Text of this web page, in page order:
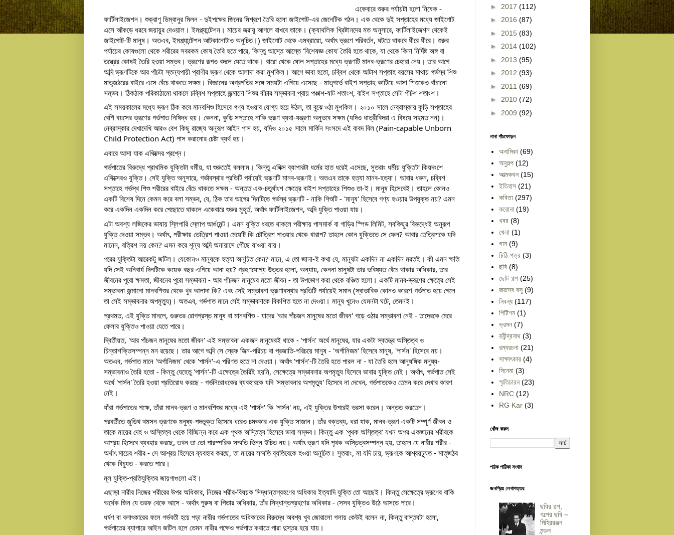
একেবারে শুরুর পর্যায়টা হলো নিষেক -
ফার্টিলাইজেশন। শুক্রাণু ডিম্বানুর মিলন - দুইপক্ষের জিনের মিশ্রণে তৈরি হলো জাইগোট-এর জেনেটিক গঠন। এক থেকে দুই সপ্তাহের মধ্যে জাইগোট
এসে আঁকড়ে ধরবে জয়ায়ুর দেওয়াল। ইমপ্ল্যান্টেশন। মায়ের জরায়ু আগলে রাখবে তাকে। (ক্যাথলিক খ্রিষ্টানদের মত অনুসারে, ফার্টিলাইজেশন থেকেই
জাইগোট-টি মানুষ। অতএব, ইমপ্ল্যান্টেশন আটকানোটাও অনুচিত।) জাইগোট থেকে এমব্রায়ো, অর্থাৎ ভ্রূণে পরিবর্তন, ঘটতে থাকবে ধীরে ধীরে। শুরুর
পর্যায়ের কোষগুলো থেকে শরীরের সবরকম কোষ তৈরি হতে পারে, কিন্তু আস্তে আস্তে 'বিশেষজ্ঞ কোষ' তৈরি হতে থাকে, যা থেকে কিনা নির্দিষ্ট অঙ্গ বা
তন্ত্রের কোষই তৈরি হওয়া সম্ভব। ভ্রূণের রূপও বদলে যেতে থাকে। বারো থেকে ষোল সপ্তাহের মধ্যে ভ্রূণটি মানব-ভ্রূণের চেহারা নেয়। তার আগে
অব্দি ভ্রূণটিকে আর পাঁচটা স্তন্যপায়ী প্রাণীর ভ্রূণ থেকে আলাদা করা মুশকিল। আগে ভাবা হতো, চব্বিশ থেকে আটাশ সপ্তাহ বয়সের মাথায় গর্ভস্থ শিশু
মাতৃজঠরের বাইরে এসে বেঁচে থাকতে সক্ষম। বিজ্ঞানের অগ্রগতির সঙ্গে সময়টা এগিয়ে এসেছে - মাতৃগর্ভে বাইশ সপ্তাহ কাটিয়ে আসা শিশুকেও বাঁচানো
সম্ভব। ঠিকঠাক পরিকাঠামো থাকলে চব্বিশ সপ্তাহে জন্মানো শিশুর বাঁচার সম্ভাবনা প্রায় পঞ্চাশ-ষাট শতাংশ, বাইশ সপ্তাহে সেটা পঁচিশ শতাংশ।
এই সময়কালের মধ্যে ভ্রূণ ঠিক কবে মানবশিশু হিসেবে গণ্য হওয়ার যোগ্য হয়ে উঠল, তা বুঝে ওঠা মুশকিল। ২০১০ সালে নেব্রাস্কায় কুড়ি সপ্তাহের
বেশি বয়সের ভ্রূণের গর্ভপাত নিষিদ্ধ হয়। কেননা, কুড়ি সপ্তাহে নাকি ভ্রূণ ব্যথা-যন্ত্রণা অনুভবে সক্ষম (যদিও ধাত্রীবিদরা এ বিষয়ে সহমত নন)।
নেব্রাস্কার দেখাদেখি আরও বেশ কিছু রাজ্যে অনুরূপ আইন পাস হয়, যদিও ২০১৫ সালে মার্কিন সংসদে এই বাবদ বিল (Pain-capable Unborn
Child Protection Act) পাস করানোর চেষ্টা ব্যর্থ হয়।
এবারে আসা যাক এথিক্সের প্রশ্নে।
গর্ভপাতের বিরুদ্ধে প্রাথমিক যুক্তিটা ধর্মীয়, যা শুরুতেই বললাম। কিন্তু এথিক্স ব্যাপারটা ধর্মের হাত ধরেই এসেছে, সুতরাং ধর্মীয় যুক্তিটা কিয়দংশে
এথিক্সেরও যুক্তি। সেই যুক্তি অনুসারে, গর্ভাবস্থার প্রতিটি পর্যায়েই ভ্রূণটি মানব-ভ্রূণই। অতএব তাকে হত্যা মানব-হত্যা। আবার ধরুন, চব্বিশ
সপ্তাহে গর্ভস্থ শিশু শরীরের বাইরে বেঁচে থাকতে সক্ষম - অন্তত এক-চতুর্থাংশ ক্ষেত্রে বাইশ সপ্তাহের শিশুও তা-ই। মানুষ হিসেবেই। তাহলে কোনও
একটি বিশেষ দিনে কেমন করে বলা সম্ভব, যে, ঠিক তার আগের দিনটিতে গর্ভস্থ ভ্রূণটি - নাকি শিশুটি - 'মানুষ' হিসেবে গণ্য হওয়ার উপযুক্ত নয়? এমন
করে একদিন একদিন করে পেছোতে থাকলে একেবারে শুরুর মুহূর্ত, অর্থাৎ ফার্টিলাইজেশন, অব্দি যুক্তি পাওয়া যায়।
এটা অবশ্য লজিকের ভাষায় স্লিপারি স্লোপ আর্গুমেন্ট। এমন যুক্তি ধরতে থাকলে পরীক্ষায় পাসমার্ক বা গাড়ির স্পিড লিমিট, সবকিছুর বিরুদ্ধেই অনুরূপ
যুক্তি দেওয়া সম্ভব। অর্থাৎ, পরীক্ষায় তেত্রিশ পাওয়া মেয়েটি কি চৌত্রিশ পাওয়ার থেকে খারাপ? তাহলে কোন যুক্তিতে সে ফেল? আবার তেত্রিশকে যদি
মানেন, বত্রিশ নয় কেন? এমন করে শূন্য অব্দি অনায়াসে পৌঁছে যাওয়া যায়।
পরের যুক্তিটা আরেকটু জটিল। যেকোনও মানুষকে হত্যা অনুচিত কেন? মানে, এ তো জানা-ই কথা যে, মানুষটা একদিন না একদিন মরতই। কী এমন ক্ষতি
যদি সেই অনিবার্য দিনটিকে কয়েক বছর এগিয়ে আনা হয়? গ্রহণযোগ্য উত্তর হলো, অন্যায়, কেননা মানুষটা তার ভবিষ্যত বেঁচে থাকার অধিকার, তার
জীবনের পুরো ক্ষমতা, জীবনের পুরো সম্ভাবনা - আর পাঁচজন মানুষের মতো জীবন - তা উপভোগ করা থেকে বঞ্চিত হলো। একটি মানব-ভ্রূণের ক্ষেত্রে সেই
সম্ভাবনা জন্মানো মানবশিশুর থেকে খুব আলাদা কি? এবং সেই সম্ভাবনা ভ্রূণাবস্থার প্রতিটি পর্যায়েই সমান (স্বাভাবিক কোনও কারণে গর্ভপাত হয়ে গেলে
তা সেই সম্ভাবনার অপমৃত্যু)। অতএব, গর্ভপাত মানে সেই সম্ভাবনাকে বিকশিত হতে না দেওয়া। মানুষ খুনেও যেমনটা ঘটে, তেমনই।
প্রথমত, এই যুক্তি মানলে, গুরুতর রোগগ্রস্ত মানুষ বা মানবশিশু - যাদের 'আর পাঁচজন মানুষের মতো জীবন' গড়ে ওঠার সম্ভাবনা নেই - তাদেরকে মেরে
ফেলার যুক্তিও পাওয়া যেতে পারে।
দ্বিতীয়ত, 'আর পাঁচজন মানুষের মতো জীবন' এই সম্ভাবনা একজন মানুষেরই থাকে - 'পার্সন' অর্থে মানুষের, যার একটা স্বতন্ত্র অস্তিত্ব ও
চিন্তাশক্তিসম্পন্ন মন রয়েছে। তার আগে অব্দি সে স্রেফ জিন-পরিচয় বা প্রজাতি-পরিচয়ে মানুষ - 'অর্গানিজম' হিসেবে মানুষ, 'পার্সন' হিসেবে নয়।
অতএব, গর্ভপাত মানে 'অর্গানিজম' থেকে 'পার্সন'-এ পরিণত হতে না দেওয়া। অর্থাৎ 'পার্সন'-টি তৈরি হতে পারল না - যা তৈরি হলে আনুষঙ্গিক মনুষ্য-
সম্ভাবনাও তৈরি হতো - কিন্তু যেহেতু 'পার্সন'-টি এক্ষেত্রে তৈরিই হয়নি, সেক্ষেত্রে সম্ভাবনার অপমৃত্যু হিসেবে ভাবার যুক্তি নেই। অর্থাৎ, গর্ভপাত সেই
অর্থে 'পার্সন' তৈরি হওয়া প্রতিরোধ করছে - গর্ভনিরোধকের ব্যবহারকে যদি 'সম্ভাবনার অপমৃত্যু' হিসেবে না দেখেন, গর্ভপাতকেও তেমন করে দেখার কারণ
নেই।
যাঁরা গর্ভপাতের পক্ষে, তাঁরা মানব-ভ্রূণ ও মানবশিশুর মধ্যে এই 'পার্সন' কি 'পার্সন' নয়, এই যুক্তির উপরেই ভরসা করেন। অন্তত করতেন।
পরবর্তীতে জুডিথ থমসন ভ্রূণকে মনুষ্য-পদভুক্ত হিসেবে ধরেও চমৎকার এক যুক্তি সাজান। তাঁর বক্তব্য, ধরা যাক, মানব-ভ্রূণ একটি সম্পূর্ণ জীবন ও
তাকে মায়ের দেহ ও অস্তিত্ব থেকে বিচ্ছিন্ন করে এক পৃথক অস্তিত্ব হিসেবে ভাবা সম্ভব। কিন্তু এক 'পৃথক অস্তিত্ব' যখন অপর একজনের শরীরকে
আশ্রয় হিসেবে ব্যবহার করছে, তখন তা তো পারস্পরিক সম্মতি ভিন্ন উচিত নয়। অর্থাৎ ভ্রূণ যদি পৃথক অস্তিত্বসম্পন্ন হয়, তাহলে যে নারীর শরীর -
অর্থাৎ মায়ের শরীর - সে আশ্রয় হিসেবে ব্যবহার করছে, তা মায়ের সম্মতি ব্যতিরেকে হওয়া অনুচিত। সুতরাং, মা যদি চায়, ভ্রূণকে আশ্রয়চ্যুত - মাতৃজঠর
থেকে বিচ্যুত - করতে পারে।
মূল যুক্তি-প্রতিযুক্তির জায়গাগুলো এই।
এছাড়া নারীর নিজের শরীরের উপর অধিকার, নিজের শরীর-বিষয়ক সিদ্ধান্তগ্রহণের অধিকার ইত্যাদি যুক্তি তো আছেই। কিন্তু সেক্ষেত্রে ভ্রূণের বাকি
অর্ধেক জিন যে তরফ থেকে আসে - অর্থাৎ পুরুষ বা পিতার অধিকার, তাঁর সিদ্ধান্তগ্রহণের অধিকার - সেসব যুক্তিও উঠে আসতে পারে।
ধর্ষণ বা বলাৎকারের ফলে গর্ভবতী হয়ে পড়া নারীর গর্ভপাতের অধিকারের বিরুদ্ধে অবশ্য খুব জোরালো গলায় কেউই বলেন না, কিন্তু বাস্তবটা হলো,
গর্ভপাতের ব্যাপারে আইন জটিল হলে তেমন নারীর পক্ষেও গর্ভপাত করাতে পারা দুস্তর হয়ে যায়।
► 2017 (112)
► 2016 (87)
► 2015 (83)
► 2014 (102)
► 2013 (95)
► 2012 (93)
► 2011 (69)
► 2010 (72)
► 2009 (92)
নানা পাঁচফোড়ন
অনামিকা (69)
অনুগল্প (12)
আত্মকথন (15)
ইতিহাস (21)
কবিতা (297)
করোনা (19)
খবর (8)
খেলা (1)
গান (9)
চিঠি পত্র (3)
ছবি (8)
ছোট গল্প (25)
জয়দেব বসু (9)
নিবন্ধ (117)
পিটিশন (1)
ভ্রমন (7)
রবীন্দ্রনাথ (3)
রম্যরচনা (21)
সাক্ষাৎকার (4)
সিনেমা (3)
স্মৃতিচারন (23)
NRC (12)
RG Kar (3)
খোঁজ করুন
পাঠক পাঠিকা সংবাদ
জনপ্রিয় লেখাপত্তর
ছবির গল্প,
গল্পের ছবি ~
মিহিররঞ্জন
মন্ডল